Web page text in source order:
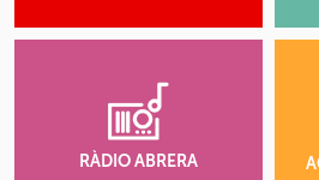
RÀDIO ABRERA